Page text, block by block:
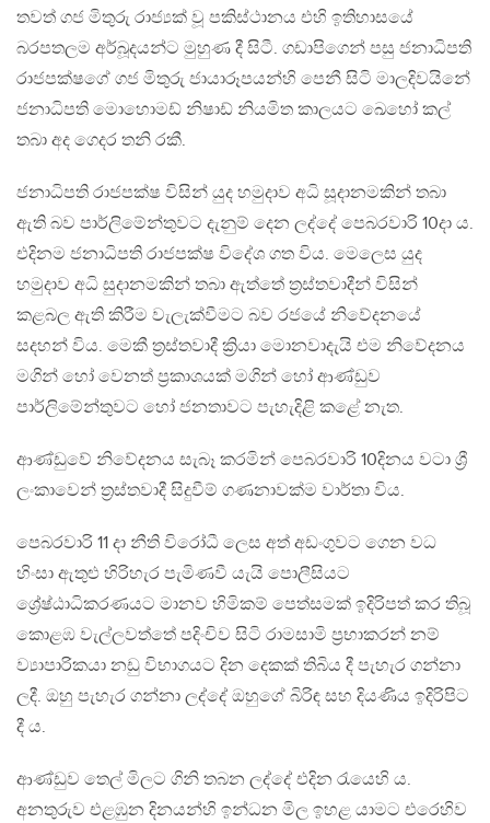
තවත් ගජ මිතුරු රාජ්‍යක් වූ පකිස්ථානය එහි ඉතිහාසයේ
බරපතලම අර්බූදයන්ට මුහුණ දී සිටී. ගඩාපිගෙන් පසු ජනාධිපති
රාජපක්ෂගේ ගජ මිතුරු ජායාරූපයන්හි පෙනී සිටි මාලදිවයිනේ
ජනාධිපති මොහොමඩ් නිෂාඩ් නියමිත කාලයට ඛෙහෝ කල්
තබා අද ගෙදර තනි රකී.
ජනාධිපති රාජපක්ෂ විසින් යුද හමුදාව අධි සූදානමකින් තබා
ඇති බව පාර්ලිමේන්තුවට දැනුම් දෙන ලද්දේ පෙබරවාරි 10දා ය.
එදිනම ජනාධිපති රාජපක්ෂ විදේශ ගත විය. මෙලෙස යුද
හමුදාව අධි සුදානමකින් තබා ඇත්තේ ත්‍රස්තවාදීන් විසින්
කළබල ඇති කිරීම වැලැක්වීමට බව රජයේ නිවේදනයේ
සදහන් විය. මෙකී ත්‍රස්තවාදී ක්‍රියා මොනවාදැයි එම නිවේදනය
මගින් හෝ වෙනත් ප්‍රකාශයක් මගින් හෝ ආණ්ඩුව
පාර්ලිමේන්තුවට හෝ ජනතාවට පැහැදිළි කළේ නැත.
ආණ්ඩුවේ නිවේදනය සැබෑ කරමින් පෙබරවාරි 10දිනය වටා ශ්‍රී
ලංකාවෙන් ත්‍රස්තවාදී සිදුවීම් ගණනාවක්ම වාර්තා විය.
පෙබරවාරි 11 දා නීති විරෝධී ලෙස අත් අඩංගුවට ගෙන වධ
හිංසා ඇතුළු හිරිහැර පැමිණවී යැයි පොලීසියට
ශ්‍රේෂ්ඨාධිකරණයට මානව හිමිකම් පෙත්සමක් ඉදිරිපත් කර තිබූ
කොළඹ වැල්ලවත්තේ පදිංචිව සිටි රාමසාමි ප්‍රභාකරන් නම්
ව්‍යාපාරිකයා නඩු විභාගයට දින දෙකක් තිබිය දී පැහැර ගන්නා
ලදී. ඔහු පැහැර ගන්නා ලද්දේ ඔහුගේ බිරිඳ සහ දියණිය ඉදිරිපිට
දී ය.
ආණ්ඩුව තෙල් මිලට ගිනි තබන ලද්දේ එදින රැයෙහි ය.
අනතුරුව එළඹුන දිනයන්හි ඉන්ධන මිල ඉහළ යාමට එරෙහිව